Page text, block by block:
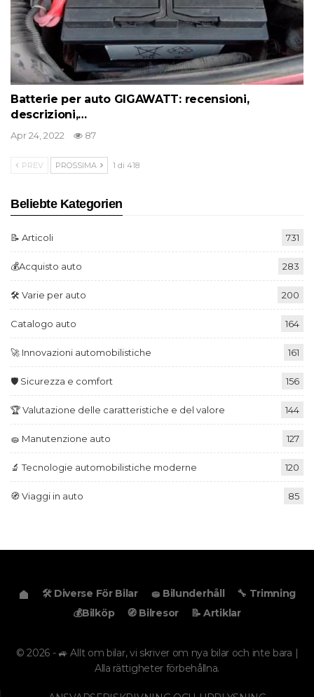
Batterie per auto GIGAWATT: recensioni,
descrizioni,…
Apr 24, 2022 87
PREV PROSSIMA 1 di 418
Beliebte Kategorien
📝 Articoli 731
💰Acquisto auto 283
🛠️ Varie per auto 200
Catalogo auto 164
🚀 Innovazioni automobilistiche 161
🛡️ Sicurezza e comfort 156
🏆 Valutazione delle caratteristiche e del valore 144
🧽 Manutenzione auto 127
🔬 Tecnologie automobilistiche moderne 120
🧭 Viaggi in auto 85
🛠️ Diverse För Bilar 🧽 Bilunderhåll
🔧 Trimning
💰Bilköp
🧭 Bilresor 📝 Artiklar
© 2026 - 🚙 Allt om bilar, vi skriver om nya bilar och inte bara |
Alla rättigheter förbehållna.